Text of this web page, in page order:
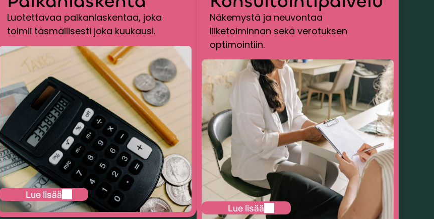
Lue lisää
Luotettavaa palkanlaskentaa, joka
toimii täsmällisesti joka kuukausi.
Lue lisää
Näkemystä ja neuvontaa
liiketoiminnan sekä verotuksen
optimointiin.